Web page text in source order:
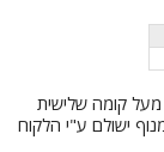
קומה שלישית